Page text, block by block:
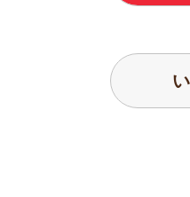
返信の必要性